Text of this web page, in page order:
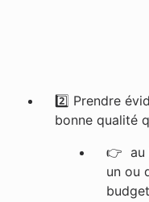
2️⃣ Prendre
bonne qualité
👉 au
un ou